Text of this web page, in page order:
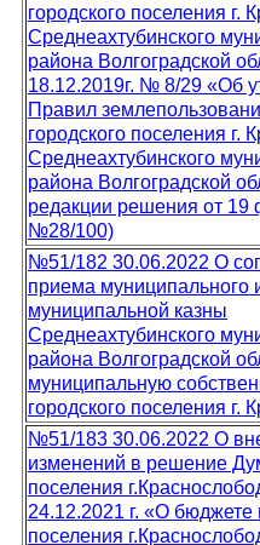
городского поселения г.
Среднеахтубинского
района Волгоградской
18.12.2019г. № 8/29 «Об
Правил
городского поселения г.
Среднеахтубинского
района Волгоградской
редакции решения от 19
№28/100)
№51/182 30.06.2022 О
приема муниципального
муниципальной казны
Среднеахтубинского
района Волгоградской
муниципальную
городского поселения г.
№51/183 30.06.2022 О
изменений в решение
поселения
24.12.2021 г. «О бюджете
поселения